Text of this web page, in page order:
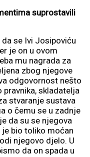
suprostavili
se Ivi Josipoviću
je on u ovom
mu nagrada za
zbog njegove
odgovornost nešto
skladatelja
stvaranje sustava
o čemu se u zadnje
da su se njegova
bio toliko moćan
njegovo djelo. U
da on spada u